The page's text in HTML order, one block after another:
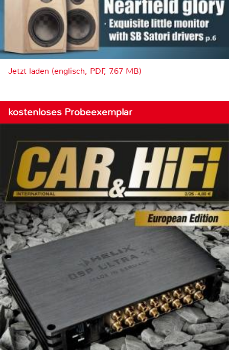
Jetzt laden (englisch, PDF, 7.67 MB)
kostenloses Probeexemplar